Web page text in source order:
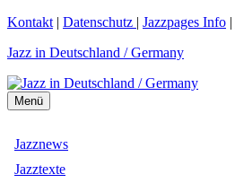
Zum
springen
Kontakt | Datenschutz | Jazzpages Info |
Jazz in Deutschland / Germany
Menü
Jazznews
Jazztexte